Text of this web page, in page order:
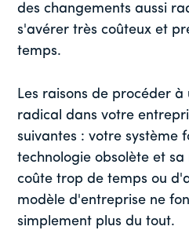
des changements aussi
s'avérer très coûteux et
temps.
Les raisons de procéder
radical dans votre
suivantes : votre système
technologie obsolète et
coûte trop de temps ou
modèle d'entreprise ne
simplement plus du tout.